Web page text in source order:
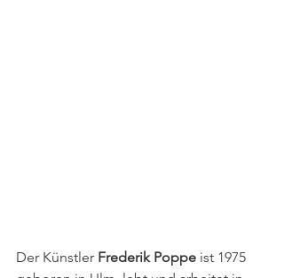
Der Künstler Frederik Poppe ist 1975